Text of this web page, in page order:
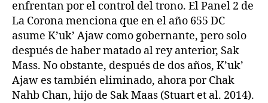
enfrentan por el control del trono. El Panel 2 de
La Corona menciona que en el año 655 DC
asume K’uk’ Ajaw como gobernante, pero solo
después de haber matado al rey anterior, Sak
Mass. No obstante, después de dos años, K’uk’
Ajaw es también eliminado, ahora por Chak
Nahb Chan, hijo de Sak Maas (Stuart et al. 2014).